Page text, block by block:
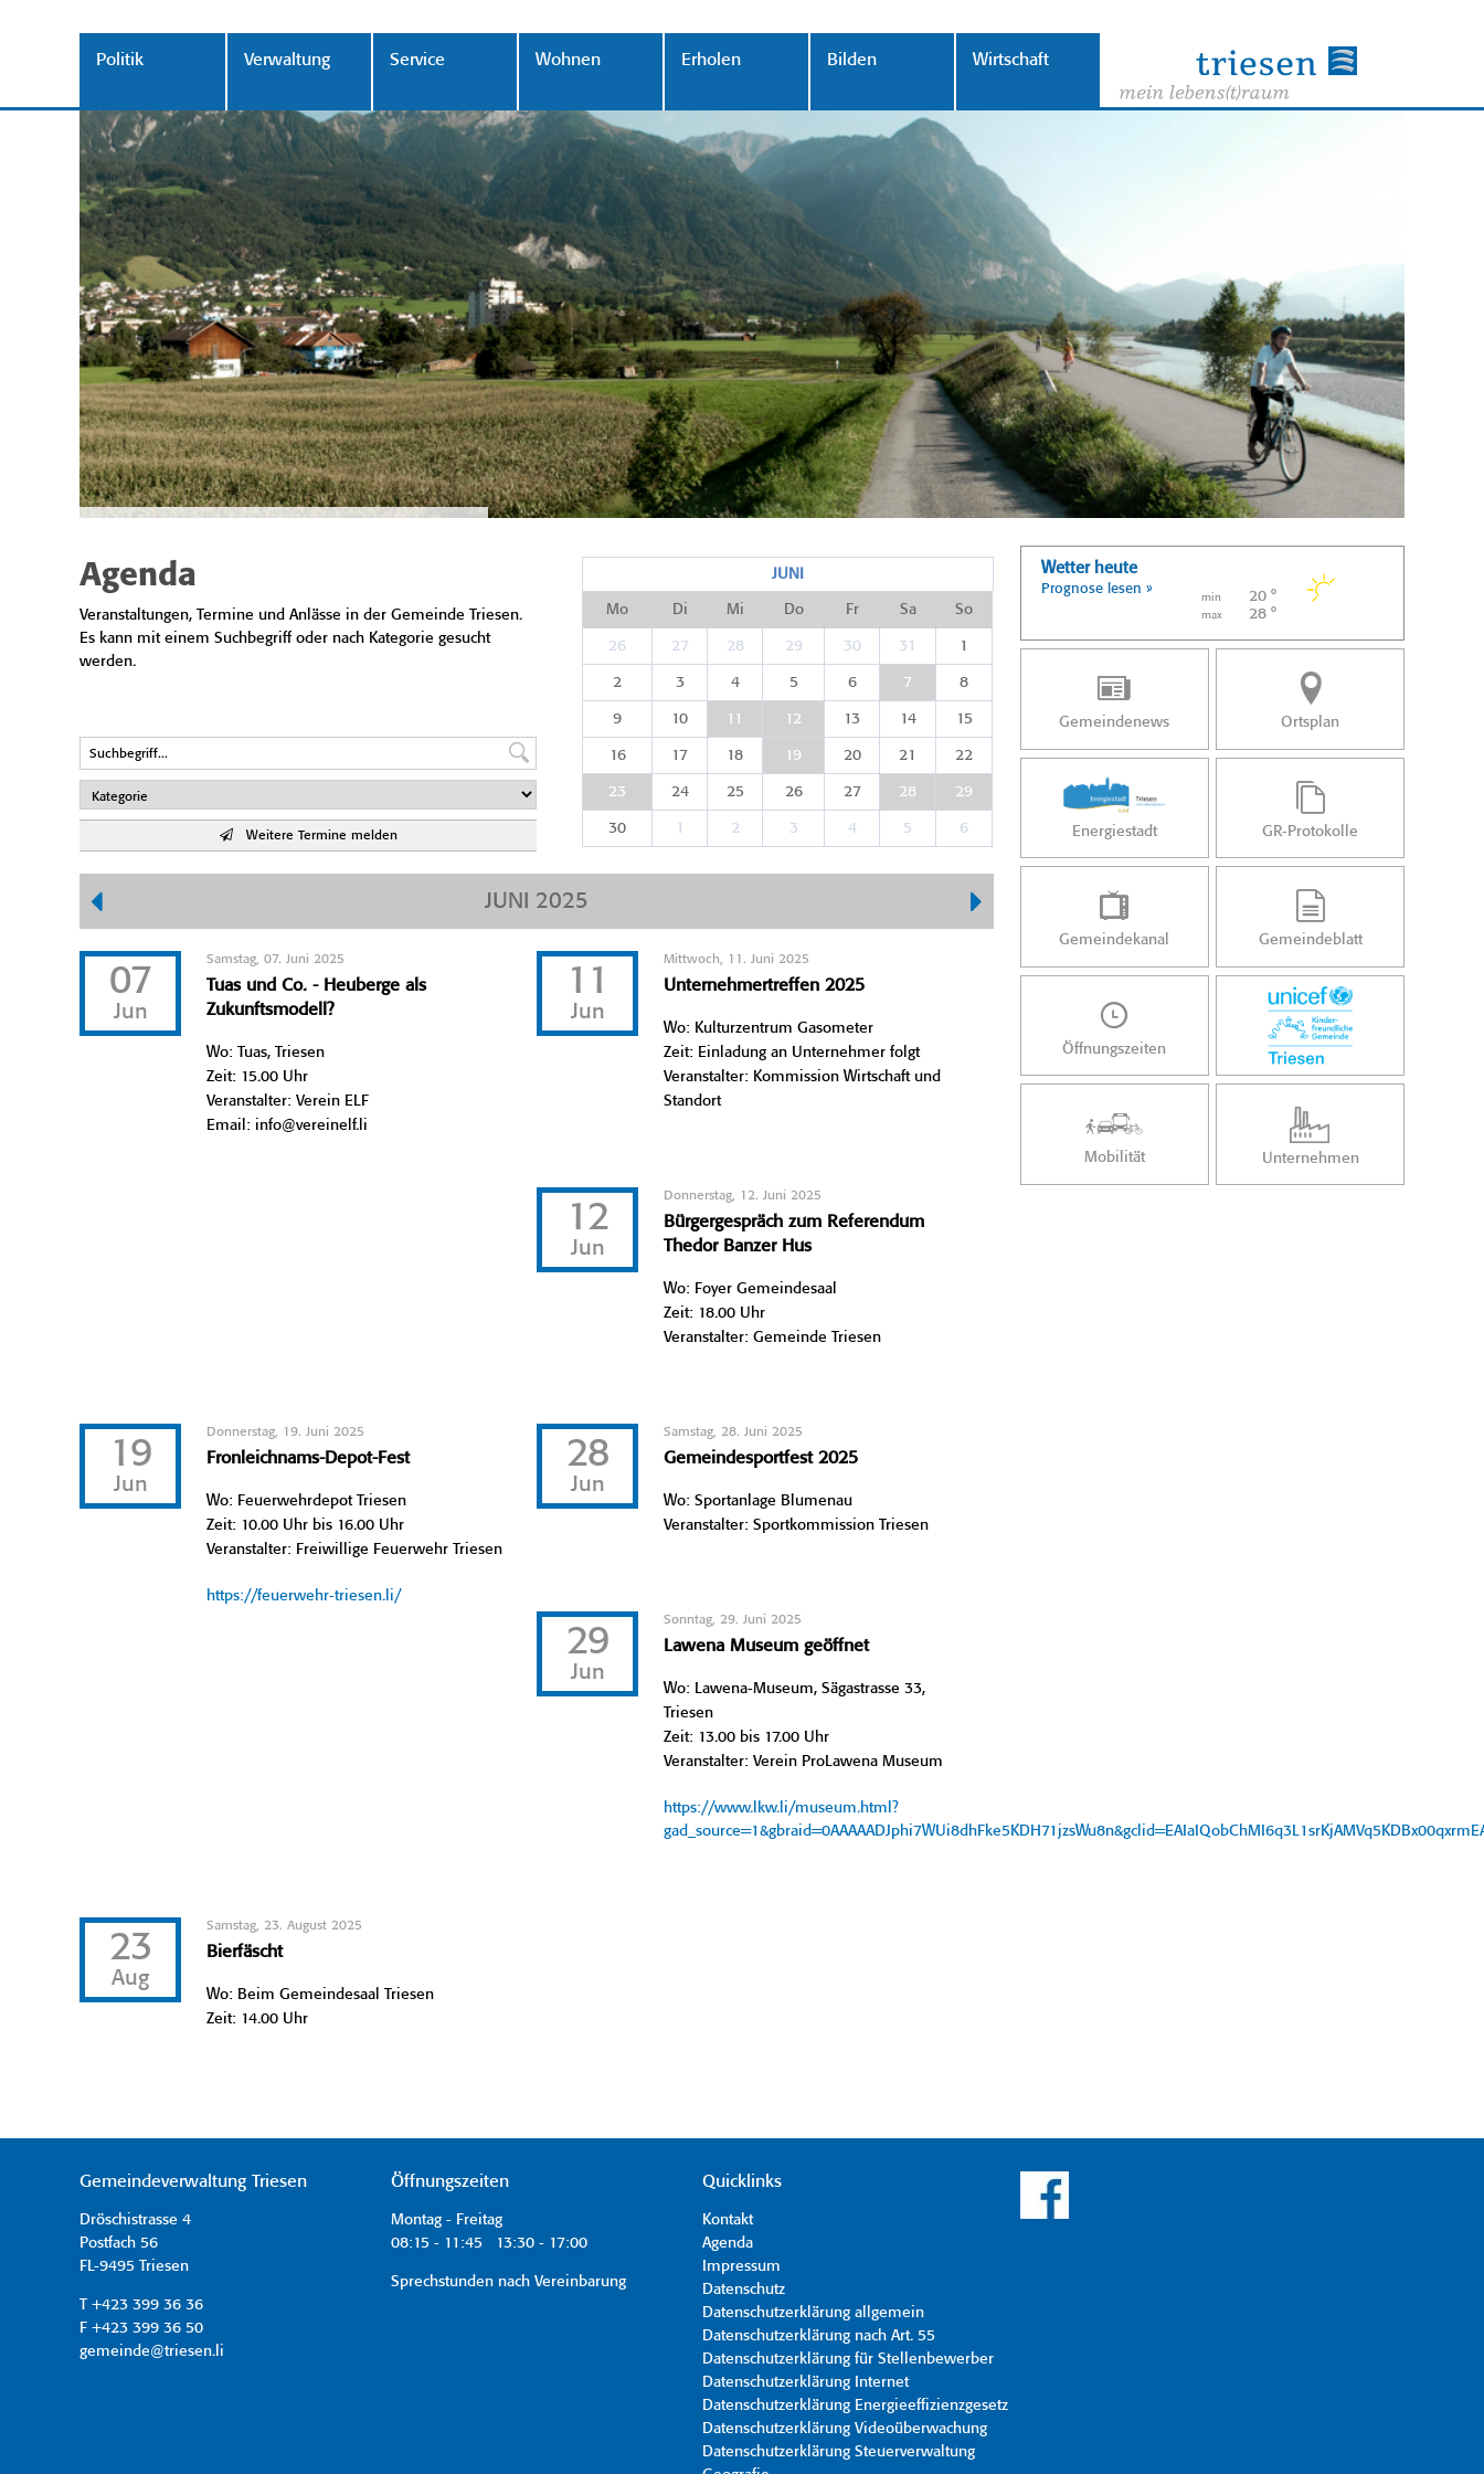
Politik Verwaltung Service Wohnen Erholen Bilden Wirtschaft
Agenda
Veranstaltungen, Termine und Anlässe in der Gemeinde Triesen.
Es kann mit einem Suchbegriff oder nach Kategorie gesucht
werden.
Weitere Termine melden
JUNI
Mo Di Mi Do Fr Sa So
26 27 28 29 30 31 1
2 3 4 5 6 7 8
9 10 11 12 13 14 15
16 17 18 19 20 21 22
23 24 25 26 27 28 29
30 1 2 3 4 5 6
JUNI 2025
07
Jun
Samstag, 07. Juni 2025
Tuas und Co. - Heuberge als
Zukunftsmodell?
Wo: Tuas, Triesen
Zeit: 15.00 Uhr
Veranstalter: Verein ELF
Email: info@vereinelf.li
11
Jun
Mittwoch, 11. Juni 2025
Unternehmertreffen 2025
Wo: Kulturzentrum Gasometer
Zeit: Einladung an Unternehmer folgt
Veranstalter: Kommission Wirtschaft und
Standort
12
Jun
Donnerstag, 12. Juni 2025
Bürgergespräch zum Referendum
Thedor Banzer Hus
Wo: Foyer Gemeindesaal
Zeit: 18.00 Uhr
Veranstalter: Gemeinde Triesen
19
Jun
Donnerstag, 19. Juni 2025
Fronleichnams-Depot-Fest
Wo: Feuerwehrdepot Triesen
Zeit: 10.00 Uhr bis 16.00 Uhr
Veranstalter: Freiwillige Feuerwehr Triesen
https://feuerwehr-triesen.li/
28
Jun
Samstag, 28. Juni 2025
Gemeindesportfest 2025
Wo: Sportanlage Blumenau
Veranstalter: Sportkommission Triesen
29
Jun
Sonntag, 29. Juni 2025
Lawena Museum geöffnet
Wo: Lawena-Museum, Sägastrasse 33,
Triesen
Zeit: 13.00 bis 17.00 Uhr
Veranstalter: Verein ProLawena Museum
https://www.lkw.li/museum.html?
23
Aug
Samstag, 23. August 2025
Bierfäscht
Wo: Beim Gemeindesaal Triesen
Zeit: 14.00 Uhr
Wetter heute
Prognose lesen »
min 20 °
max 28 °
Gemeindenews Ortsplan
Energiestadt GR-Protokolle
Gemeindekanal Gemeindeblatt
Öffnungszeiten
Mobilität Unternehmen
Gemeindeverwaltung Triesen
Dröschistrasse 4
Postfach 56
FL-9495 Triesen
T +423 399 36 36
F +423 399 36 50
gemeinde@triesen.li
Öffnungszeiten
Montag - Freitag
08:15 - 11:45 13:30 - 17:00
Sprechstunden nach Vereinbarung
Quicklinks
Kontakt
Agenda
Impressum
Datenschutz
Datenschutzerklärung allgemein
Datenschutzerklärung nach Art. 55
Datenschutzerklärung für Stellenbewerber
Datenschutzerklärung Internet
Datenschutzerklärung Energieeffizienzgesetz
Datenschutzerklärung Videoüberwachung
Datenschutzerklärung Steuerverwaltung